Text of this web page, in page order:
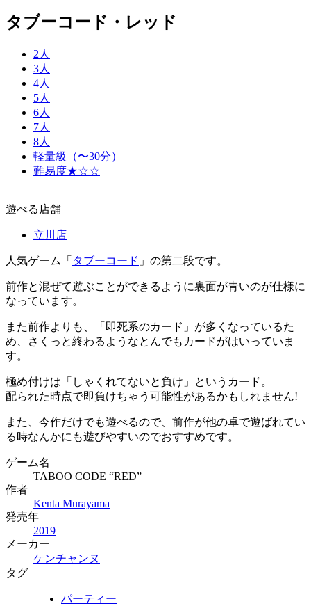
タブーコード・レッド
2人
3人
4人
5人
6人
7人
8人
軽量級（〜30分）
難易度★☆☆
遊べる店舗
立川店
人気ゲーム「 タブーコード 」の第二段です。
前作と混ぜて遊ぶことができるように裏面が青いのが仕様に
なっています。
また前作よりも、「即死系のカード」が多くなっているた
め、さくっと終わるようなとんでもカードがはいっていま
す。
極め付けは「しゃくれてないと負け」というカード。
配られた時点で即負けちゃう可能性があるかもしれません!
また、今作だけでも遊べるので、前作が他の卓で遊ばれてい
る時なんかにも遊びやすいのでおすすめです。
ゲーム名
TABOO CODE “RED”
作者
Kenta Murayama
発売年
2019
メーカー
ケンチャンヌ
タグ
パーティー